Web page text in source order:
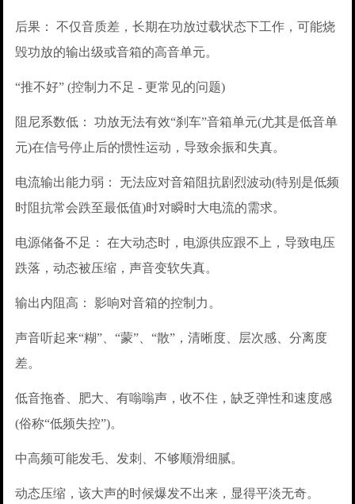
后果： 不仅音质差，长期在功放过载状态下工作，可能烧
毁功放的输出级或音箱的高音单元。
“推不好” (控制力不足 - 更常见的问题)
阻尼系数低： 功放无法有效“刹车”音箱单元(尤其是低音单
元)在信号停止后的惯性运动，导致余振和失真。
电流输出能力弱： 无法应对音箱阻抗剧烈波动(特别是低频
时阻抗常会跌至最低值)时对瞬时大电流的需求。
电源储备不足： 在大动态时，电源供应跟不上，导致电压
跌落，动态被压缩，声音变软失真。
输出内阻高： 影响对音箱的控制力。
声音听起来“糊”、“蒙”、“散”，清晰度、层次感、分离度
差。
低音拖沓、肥大、有嗡嗡声，收不住，缺乏弹性和速度感
(俗称“低频失控”)。
中高频可能发毛、发刺、不够顺滑细腻。
动态压缩，该大声的时候爆发不出来，显得平淡无奇。